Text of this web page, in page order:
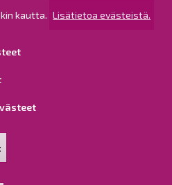
kautta. Lisätietoa evästeistä.
pöytäkirjat